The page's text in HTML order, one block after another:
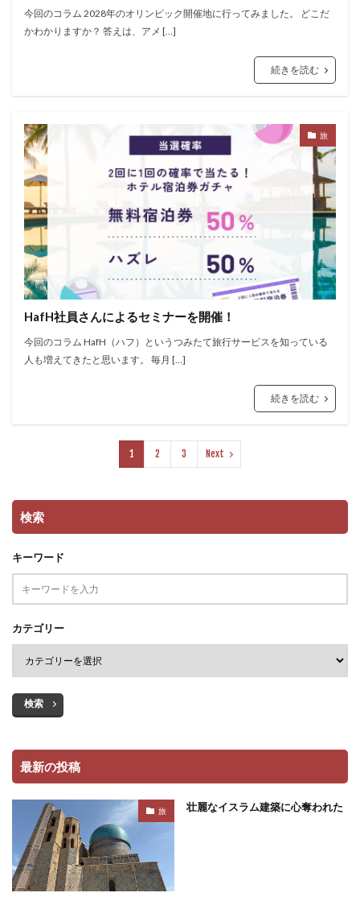
今回のコラム 2028年のオリンピック開催地に行ってみました。 どこだ
かわかりますか？ 答えは、アメ […]
続きを読む
旅
HafH社員さんによるセミナーを開催！
今回のコラム HafH（ハフ）というつみたて旅行サービスを知っている
人も増えてきたと思います。 毎月 […]
続きを読む
1 2 3 Next
検索
キーワード
カテゴリー
検索
最新の投稿
旅 壮麗なイスラム建築に心奪われた